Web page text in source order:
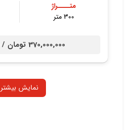
متــــراژ
300 متر
370,000,000 تومان /
نمایش بیشتر